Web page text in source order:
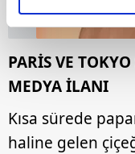
elimizden gelen
reklamların
kalemimiz olduğunu
Her halükârda,
gösterilmeyecektir."
PARİS VE
MEDYA İLANI
Kısa sürede
haline gelen